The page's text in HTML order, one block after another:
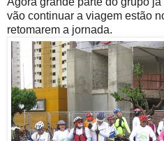
vão continuar a viagem estão
retomarem a jornada.